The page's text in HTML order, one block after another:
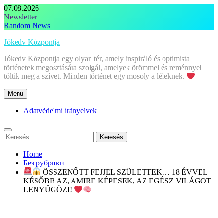
Skip
to
content
07.08.2026
Newsletter
Random News
Jókedv Központja
Jókedv Központja egy olyan tér, amely inspiráló és optimista
történetek megosztására szolgál, amelyek örömmel és reménnyel
töltik meg a szívet. Minden történet egy mosoly a léleknek.
Menu
Adatvédelmi irányelvek
Keresés:
Home
Без рубрики
ÖSSZENŐTT FEJJEL SZÜLETTEK… 18 ÉVVEL
KÉSŐBB AZ, AMIRE KÉPESEK, AZ EGÉSZ VILÁGOT
LENYŰGÖZI!